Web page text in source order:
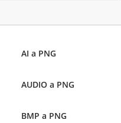
AI a PNG
AUDIO a PNG
BMP a PNG